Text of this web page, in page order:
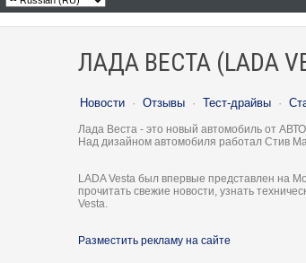
ЛАДА ВЕСТА (LADA
Новости · Отзывы · Тест-драйвы ·
Лада Веста - это новый автомобиль от
Над дизайном автомобиля работал Стив
LADA Vesta был впервые представлен на
прочитать свежие новости, узнать
Vesta.
Разместить рекламу на сайте